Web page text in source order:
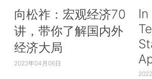
向松祚：宏观经济70
讲，带你了解国内外
经济大局
2022年04月06日